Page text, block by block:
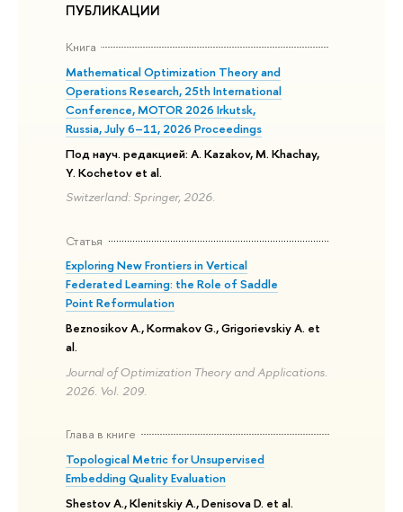
ПУБЛИКАЦИИ
Книга
Mathematical Optimization Theory and
Operations Research, 25th International
Conference, MOTOR 2026 Irkutsk,
Russia, July 6–11, 2026 Proceedings
Под науч. редакцией: A. Kazakov, M. Khachay,
Y. Kochetov et al.
Switzerland: Springer, 2026.
Статья
Exploring New Frontiers in Vertical
Federated Learning: the Role of Saddle
Point Reformulation
Beznosikov A., Kormakov G., Grigorievskiy A. et
al.
Journal of Optimization Theory and Applications.
2026. Vol. 209.
Глава в книге
Topological Metric for Unsupervised
Embedding Quality Evaluation
Shestov A., Klenitskiy A., Denisova D. et al.